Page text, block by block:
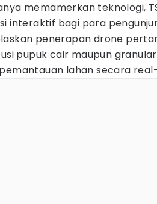
memamerkan teknologi,
interaktif bagi para
penerapan drone
pupuk cair maupun
lahan secara